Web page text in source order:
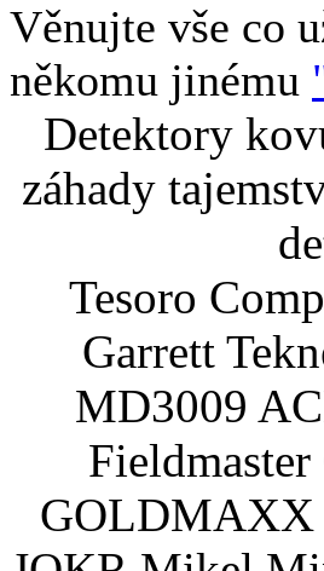
Věnujte vše co
někomu jinému
Detektory
záhady
Tesoro
Garrett
MD3009
GOLDMAXX